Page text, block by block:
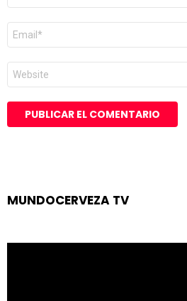
Correo
electrónico
*
Web
MUNDOCERVEZA TV